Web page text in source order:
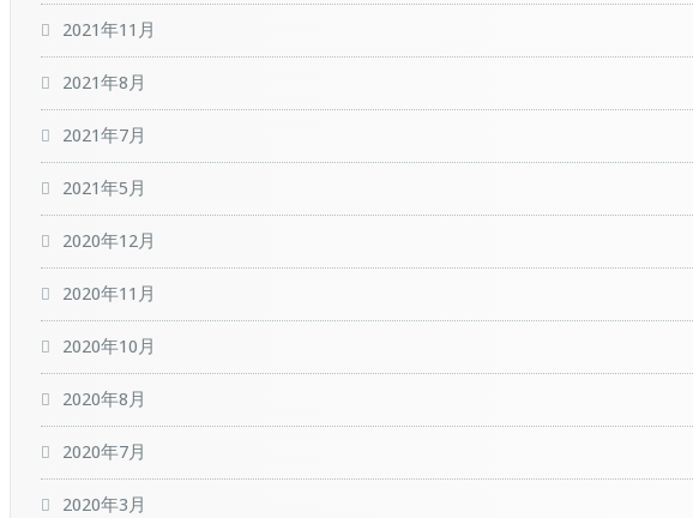
2021年11月
2021年8月
2021年7月
2021年5月
2020年12月
2020年11月
2020年10月
2020年8月
2020年7月
2020年3月